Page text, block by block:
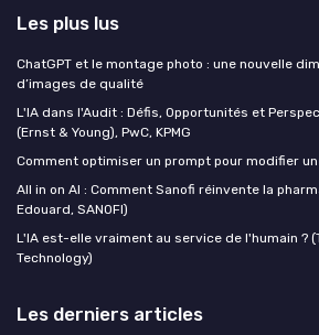
Les plus lus
ChatGPT et le montage photo : une nouvelle
d’images de qualité
L'IA dans l'Audit : Défis, Opportunités et
(Ernst & Young), PwC, KPMG
Comment optimiser un prompt pour modifier
All in on AI : Comment Sanofi réinvente la
Edouard, SANOFI)
L'IA est-elle vraiment au service de l'humain ?
Technology)
Les derniers articles